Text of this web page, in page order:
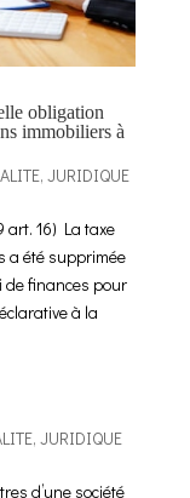
obligation
immobiliers à
, JURIDIQUE
art. 16) La taxe
a été supprimée
de finances pour
à la
, JURIDIQUE
d’une société